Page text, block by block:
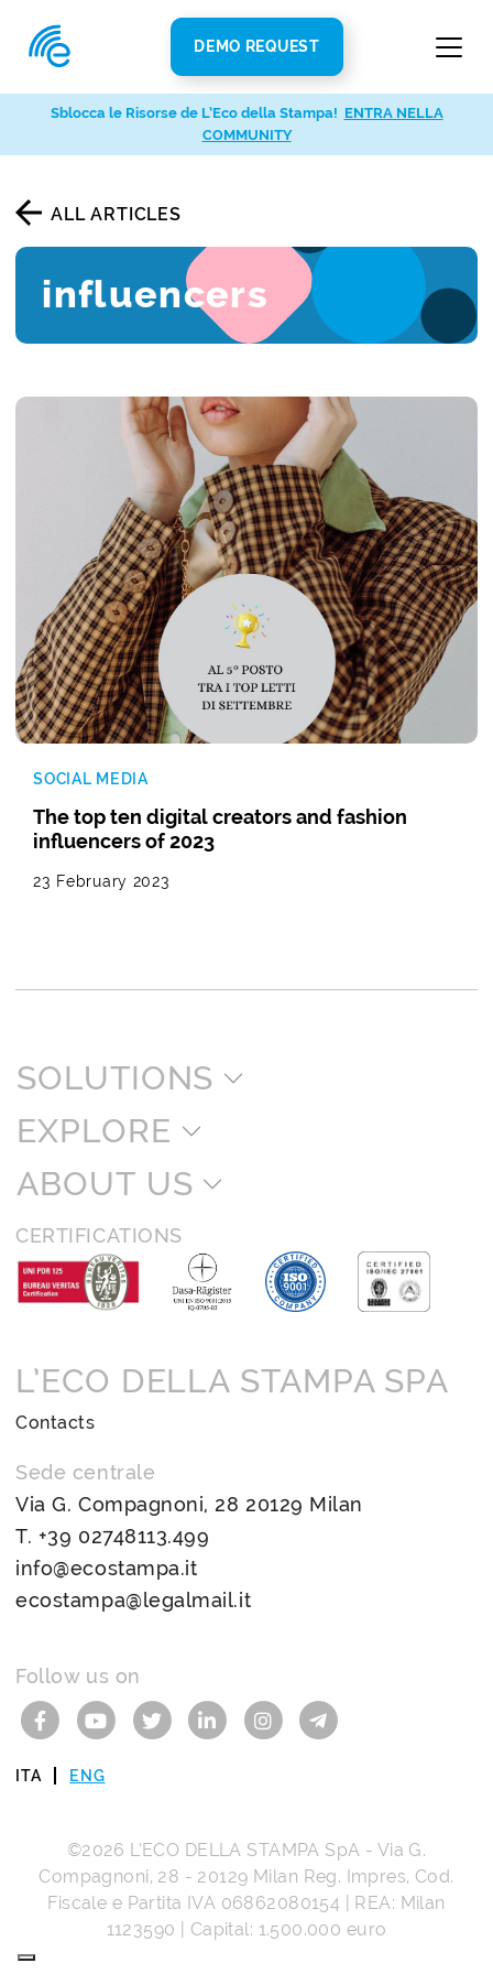
DEMO REQUEST
ALL ARTICLES
influencers
SOCIAL MEDIA
The top ten digital creators and fashion
influencers of 2023
23 February 2023
SOLUTIONS
EXPLORE
ABOUT US
CERTIFICATIONS
L’ECO DELLA STAMPA SPA
Contacts
Sede centrale
Via G. Compagnoni, 28 20129 Milan
T. +39 02748113.499
info@ecostampa.it
ecostampa@legalmail.it
Follow us on
ITA ENG
©2026 L’ECO DELLA STAMPA SpA - Via G.
Compagnoni, 28 - 20129 Milan Reg. Impres, Cod.
Fiscale e Partita IVA 06862080154 | REA: Milan
1123590 | Capital: 1.500.000 euro
Sblocca le Risorse de L’Eco della Stampa! ENTRA NELLA
COMMUNITY